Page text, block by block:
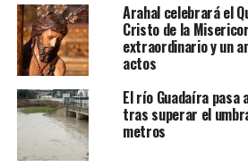
Arahal celebrará el
Cristo de la
extraordinario y un
actos
El río Guadaíra pasa
tras superar el
metros